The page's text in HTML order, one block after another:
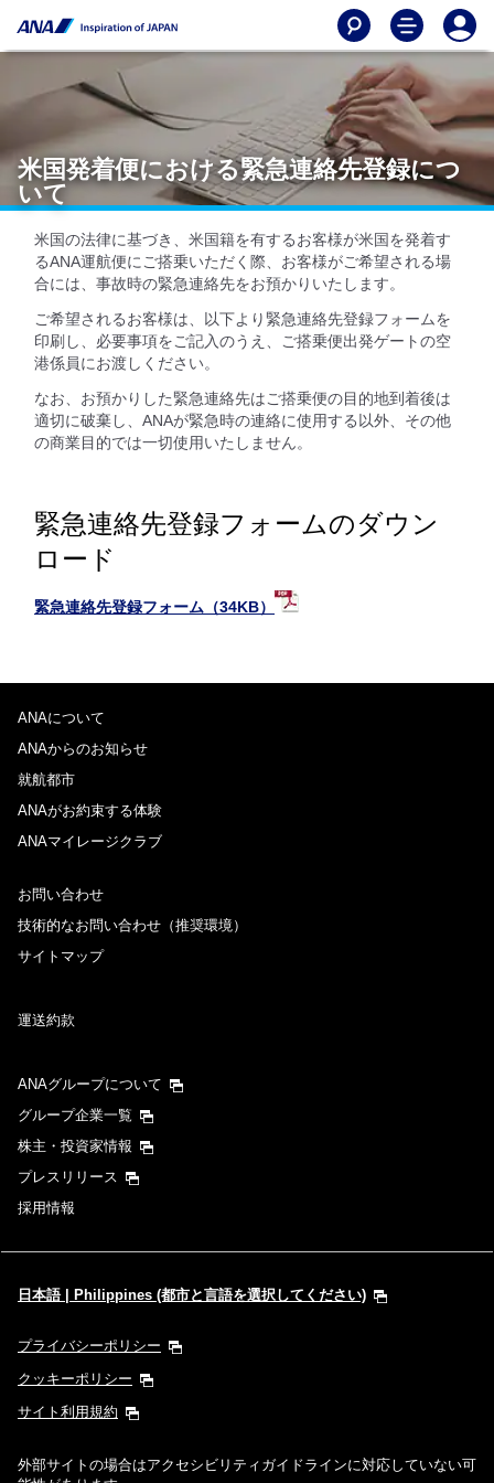
米国発着便における緊急連絡先登録につ
いて
米国の法律に基づき、米国籍を有するお客様が米国を発着す
るANA運航便にご搭乗いただく際、お客様がご希望される場
合には、事故時の緊急連絡先をお預かりいたします。
ご希望されるお客様は、以下より緊急連絡先登録フォームを
印刷し、必要事項をご記入のうえ、ご搭乗便出発ゲートの空
港係員にお渡しください。
なお、お預かりした緊急連絡先はご搭乗便の目的地到着後は
適切に破棄し、ANAが緊急時の連絡に使用する以外、その他
の商業目的では一切使用いたしません。
緊急連絡先登録フォームのダウン
ロード
緊急連絡先登録フォーム（34KB）
ANAについて
ANAからのお知らせ
就航都市
ANAがお約束する体験
ANAマイレージクラブ
お問い合わせ
技術的なお問い合わせ（推奨環境）
サイトマップ
運送約款
ANAグループについて
グループ企業一覧
株主・投資家情報
プレスリリース
採用情報
日本語 | Philippines (都市と言語を選択してください)
プライバシーポリシー
クッキーポリシー
サイト利用規約
外部サイトの場合はアクセシビリティガイドラインに対応していない可